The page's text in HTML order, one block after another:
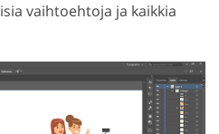
vaihtoehtoja ja kaikkia